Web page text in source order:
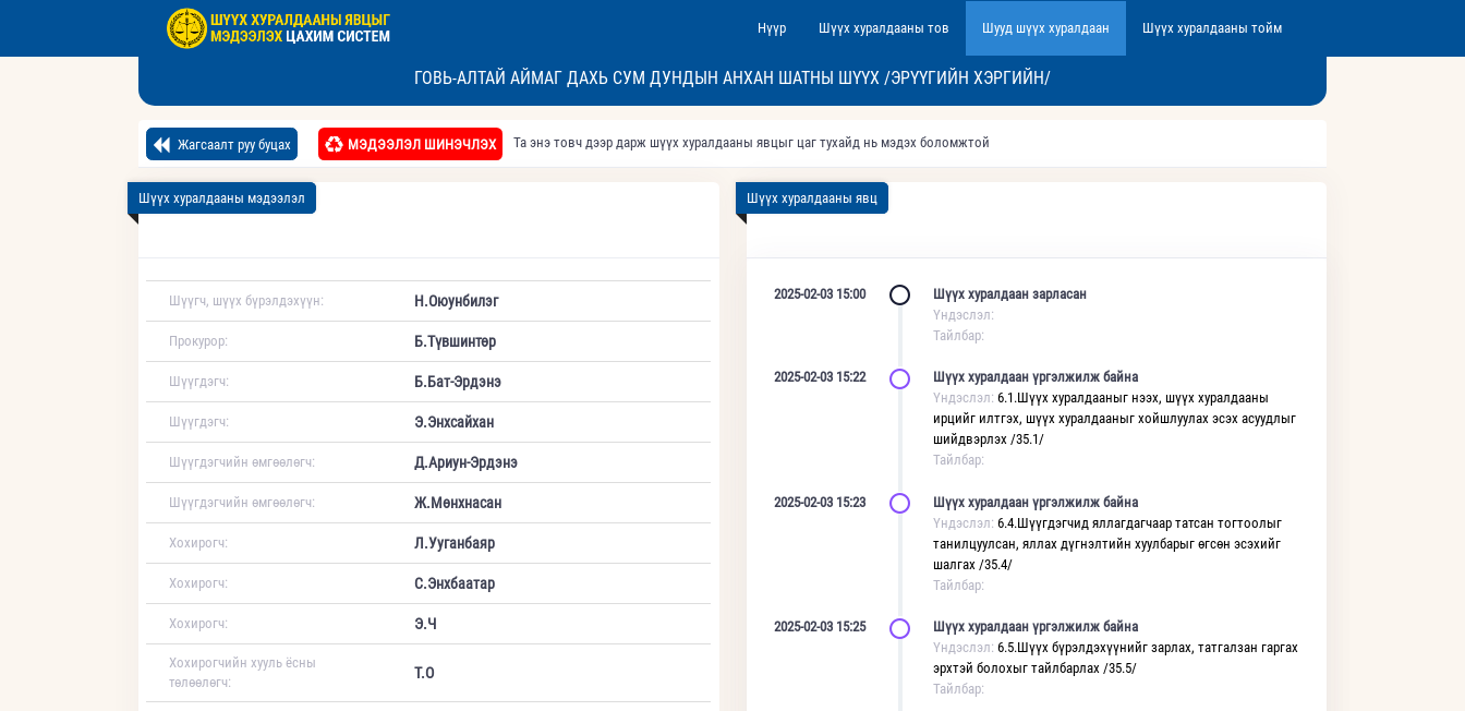
Нүүр Шүүх хуралдааны тов Шууд шүүх хуралдаан Шүүх хуралдааны тойм
ГОВЬ-АЛТАЙ АЙМАГ ДАХЬ СУМ ДУНДЫН АНХАН ШАТНЫ ШҮҮХ /ЭРҮҮГИЙН ХЭРГИЙН/
Жагсаалт руу буцах МЭДЭЭЛЭЛ ШИНЭЧЛЭХ Та энэ товч дээр дарж шүүх хуралдааны явцыг цаг тухайд нь мэдэх боломжтой
Шүүх хуралдааны мэдээлэл
Шүүгч, шүүх бүрэлдэхүүн: Н.Оюунбилэг
Прокурор: Б.Түвшинтөр
Шүүгдэгч: Б.Бат-Эрдэнэ
Шүүгдэгч: Э.Энхсайхан
Шүүгдэгчийн өмгөөлөгч: Д.Ариун-Эрдэнэ
Шүүгдэгчийн өмгөөлөгч: Ж.Мөнхнасан
Хохирогч: Л.Ууганбаяр
Хохирогч: С.Энхбаатар
Хохирогч: Э.Ч
Хохирогчийн хууль ёсны
төлөөлөгч:
Т.О
Шүүх хуралдааны явц
2025-02-03 15:00
Шүүх хуралдаан зарласан
Үндэслэл:
Тайлбар:
2025-02-03 15:22
Шүүх хуралдаан үргэлжилж байна
Үндэслэл: 6.1.Шүүх хуралдааныг нээх, шүүх хуралдааны
ирцийг илтгэх, шүүх хуралдааныг хойшлуулах эсэх асуудлыг
шийдвэрлэх /35.1/
Тайлбар:
2025-02-03 15:23
Шүүх хуралдаан үргэлжилж байна
Үндэслэл: 6.4.Шүүгдэгчид яллагдагчаар татсан тогтоолыг
танилцуулсан, яллах дүгнэлтийн хуулбарыг өгсөн эсэхийг
шалгах /35.4/
Тайлбар:
2025-02-03 15:25
Шүүх хуралдаан үргэлжилж байна
Үндэслэл: 6.5.Шүүх бүрэлдэхүүнийг зарлах, татгалзан гаргах
эрхтэй болохыг тайлбарлах /35.5/
Тайлбар: